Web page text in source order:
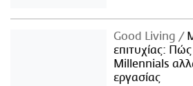
Good Living
επιτυχίας: Πώς
Millennials
εργασίας